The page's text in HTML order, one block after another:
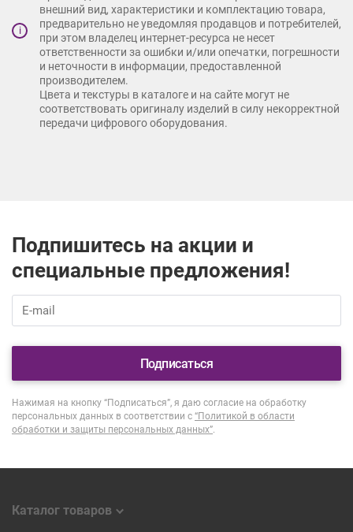
i
внешний вид, характеристики и комплектацию товара,
предварительно не уведомляя продавцов и потребителей,
при этом владелец интернет-ресурса не несет
ответственности за ошибки и/или опечатки, погрешности
и неточности в информации, предоставленной
производителем.
Цвета и текстуры в каталоге и на сайте могут не
соответствовать оригиналу изделий в силу некорректной
передачи цифрового оборудования.
Подпишитесь на акции и
специальные предложения!
Подписаться
Нажимая на кнопку “Подписаться”, я даю согласие на обработку
персональных данных в соответствии с “Политикой в области
обработки и защиты персональных данных”
Каталог товаров